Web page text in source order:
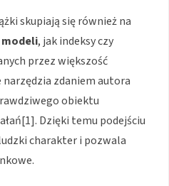
skupiają się również na
, jak indeksy czy
przez większość
zdaniem autora
obiektu
Dzięki temu podejściu
charakter i pozwala